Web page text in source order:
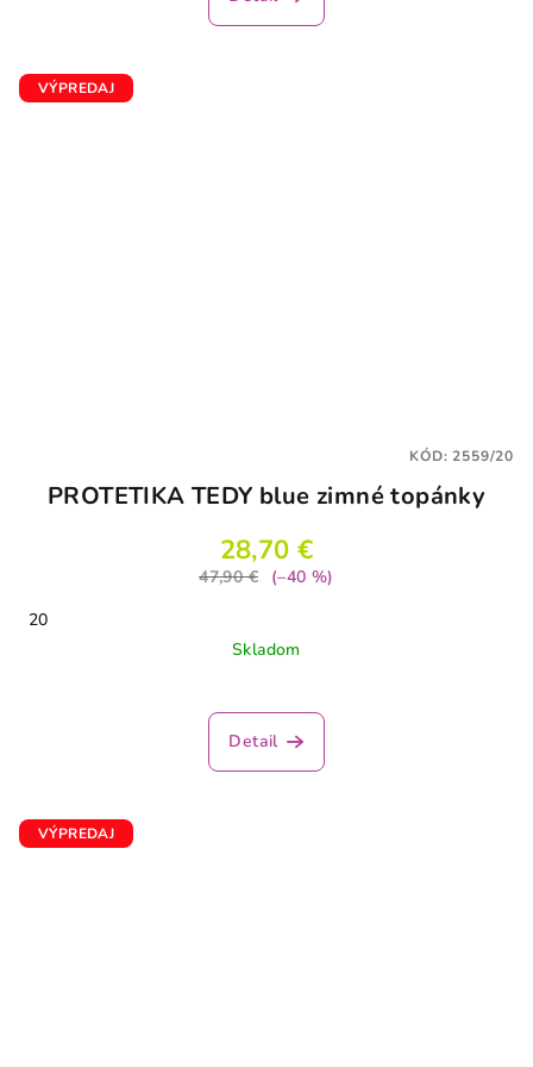
VÝPREDAJ
PROTETIKA TEDY blue zimné topánky
28,70 €
47,90 €
(–40 %)
20
Skladom
Detail
KÓD:2559/20
VÝPREDAJ